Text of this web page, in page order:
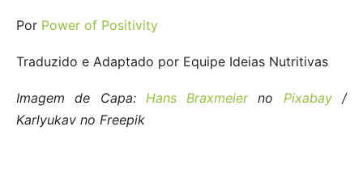
Por Power of Positivity
Traduzido e Adaptado por Equipe Ideias Nutritivas
Imagem de Capa: Hans Braxmeierno Pixabay/
Karlyukav no Freepik